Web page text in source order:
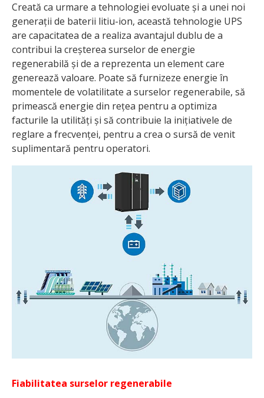
Creată ca urmare a tehnologiei evoluate și a unei noi
generații de baterii litiu-ion, această tehnologie UPS
are capacitatea de a realiza avantajul dublu de a
contribui la creșterea surselor de energie
regenerabilă și de a reprezenta un element care
generează valoare. Poate să furnizeze energie în
momentele de volatilitate a surselor regenerabile, să
primească energie din rețea pentru a optimiza
facturile la utilități și să contribuie la inițiativele de
reglare a frecvenței, pentru a crea o sursă de venit
suplimentară pentru operatori.
Fiabilitatea surselor regenerabile